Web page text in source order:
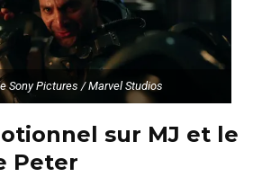
Sony Pictures / Marvel Studios
sur MJ et le
Peter